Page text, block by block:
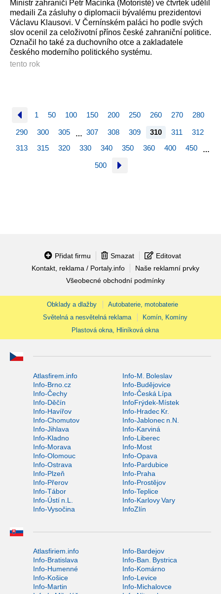
Ministr zahraničí Petr Macinka (Motoristé) ve čtvrtek udělil
medaili Za zásluhy o diplomacii bývalému prezidentovi
Václavu Klausovi. V Černínském paláci ho podle svých
slov ocenil za celoživotní přínos české zahraniční politice.
Označil ho také za duchovního otce a zakladatele
českého moderního politického systému.
tento rok
1 50 100 150 200 250 260 270 280
290 300 305 … 307 308 309 310 311
312
313
315 320 330 340 350 360 400 450 …
500
Přidat firmu Smazat
Editovat
Kontakt, reklama / Portaly.info
Naše reklamní prvky
Všeobecné obchodní podmínky
Obklady a dlažby
Autobaterie, motobaterie
Světelná a nesvětelná reklama
Komín, Komíny
Plastová okna, Hliníková okna
Atlasfirem.info
Info-M. Boleslav
Info-Brno.cz
Info-Budějovice
Info-Čechy
Info-Česká Lípa
Info-Děčín
InfoFrýdek-Místek
Info-Havířov
Info-Hradec Kr.
Info-Chomutov
Info-Jablonec n.N.
Info-Jihlava
Info-Karviná
Info-Kladno
Info-Liberec
Info-Morava
Info-Most
Info-Olomouc
Info-Opava
Info-Ostrava
Info-Pardubice
Info-Plzeň
Info-Praha
Info-Přerov
Info-Prostějov
Info-Tábor
Info-Teplice
Info-Ústí n.L.
Info-Karlovy Vary
Info-Vysočina
InfoZlín
Atlasfiriem.info
Info-Bardejov
Info-Bratislava
Info-Ban. Bystrica
Info-Humenné
Info-Komárno
Info-Košice
Info-Levice
Info-Martin
Info-Michalovce